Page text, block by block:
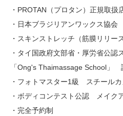
・PROTAN（プロタン）正規取扱
・日本ブラジリアンワックス協
・スキンストレッチ（筋膜リリ
・タイ国政府文部省・厚労省公認
「Ong's Thaimassage School」
・フォトマスター1級 スチールカ
・ボディコンテスト公認 メイク
・完全予約制